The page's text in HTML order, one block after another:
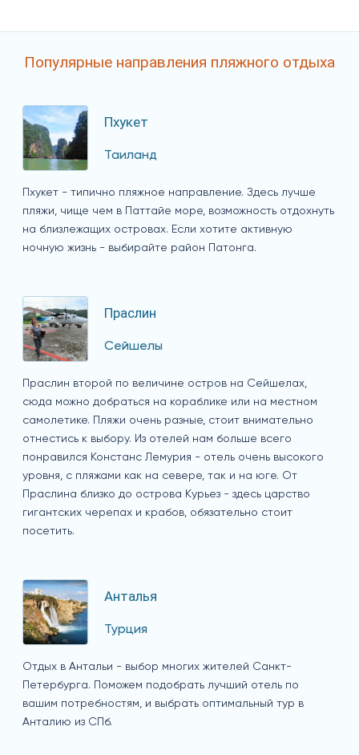
Популярные направления пляжного отдыха
Пхукет
Таиланд
Пхукет - типично пляжное направление. Здесь лучше
пляжи, чище чем в Паттайе море, возможность отдохнуть
на близлежащих островах. Если хотите активную
ночную жизнь - выбирайте район Патонга.
Праслин
Сейшелы
Праслин второй по величине остров на Сейшелах,
сюда можно добраться на кораблике или на местном
самолетике. Пляжи очень разные, стоит внимательно
отнестись к выбору. Из отелей нам больше всего
понравился Констанс Лемурия - отель очень высокого
уровня, с пляжами как на севере, так и на юге. От
Праслина близко до острова Курьез - здесь царство
гигантских черепах и крабов, обязательно стоит
посетить.
Анталья
Турция
Отдых в Антальи - выбор многих жителей Санкт-
Петербурга. Поможем подобрать лучший отель по
вашим потребностям, и выбрать оптимальный тур в
Анталию из СПб.